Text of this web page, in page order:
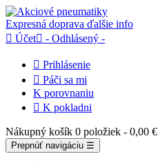
Expresná doprava ďalšie info
 Účet - Odhlásený -
 Prihlásenie
 Páči sa mi
K porovnaniu
 K pokladni
Nákupný košík 0 položiek - 0,00 €
Prepnúť navigáciu ☰